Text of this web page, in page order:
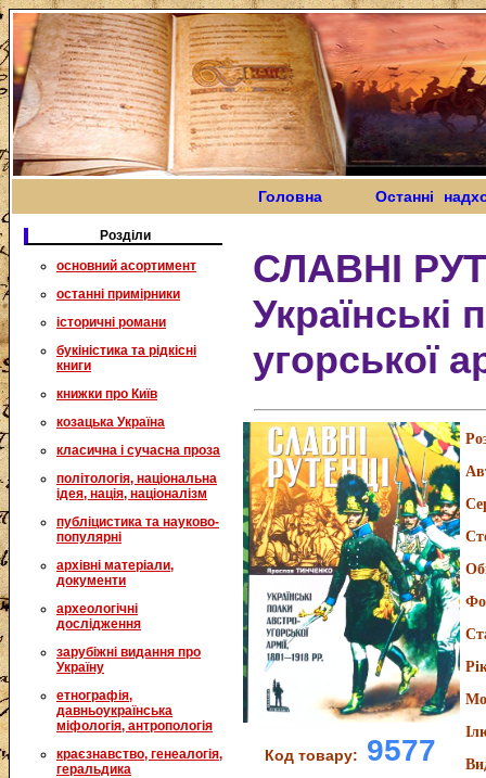
Головна Останні
Розділи
основний асортимент
останні примірники
історичні романи
букіністика та рідкісні
книги
книжки про Київ
козацька Україна
класична і сучасна проза
політологія, національна
ідея, нація, націоналізм
публіцистика та науково-
популярні
архівні матеріали,
документи
археологічні
дослідження
зарубіжні видання про
Україну
етнографія,
давньоукраїнська
міфологія, антропологія
краєзнавство, генеалогія,
геральдика
СЛАВНІ
Українські
угорської
Код товару: 9577